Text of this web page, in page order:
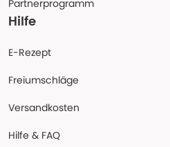
Partnerprogramm
Hilfe
E-Rezept
Freiumschläge
Versandkosten
Hilfe & FAQ